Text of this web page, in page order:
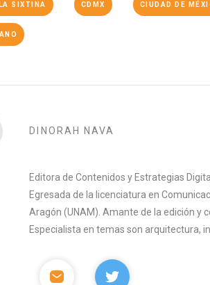
SIXTINA CDMX CIUDAD DE
DINORAH NAVA
Editora de Contenidos y Estrategias
Egresada de la licenciatura en
Aragón (UNAM). Amante de la edición y
Especialista en temas son arquitectura,